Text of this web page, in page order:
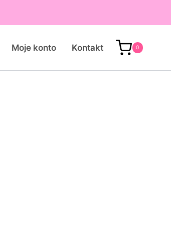
Moje konto Kontakt 0